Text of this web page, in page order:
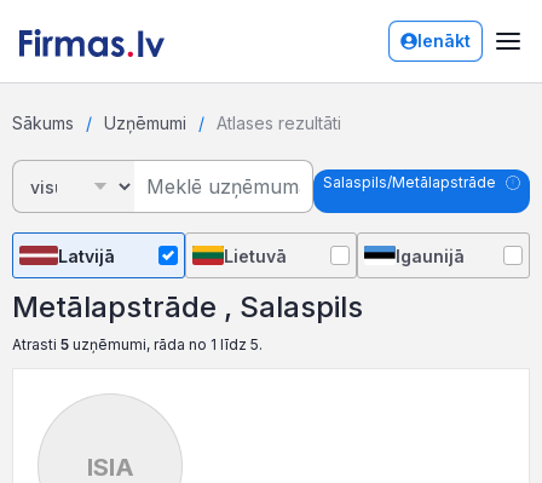
Ienākt
Sākums Uzņēmumi Atlases rezultāti
Salaspils/Metālapstrāde
Latvijā Lietuvā Igaunijā
Metālapstrāde , Salaspils
Atrasti 5 uzņēmumi, rāda no 1 līdz 5.
ISIA